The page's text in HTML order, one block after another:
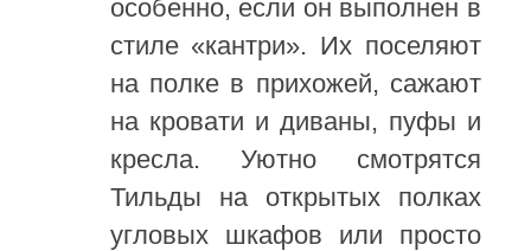
особенно, если он выполнен в
стиле «кантри». Их поселяют
на полке в прихожей, сажают
на кровати и диваны, пуфы и
кресла. Уютно смотрятся
Тильды на открытых полках
угловых шкафов или просто